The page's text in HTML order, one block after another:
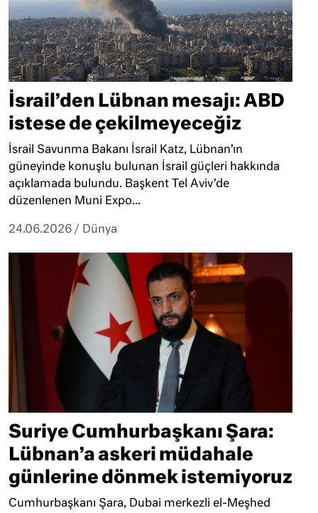
İsrail’den Lübnan mesajı: ABD
istese de çekilmeyeceğiz
İsrail Savunma Bakanı İsrail Katz, Lübnan’ın
güneyinde konuşlu bulunan İsrail güçleri hakkında
açıklamada bulundu. Başkent Tel Aviv’de
düzenlenen Muni Expo...
24.06.2026 / Dünya
Suriye Cumhurbaşkanı Şara:
Lübnan’a askeri müdahale
günlerine dönmek istemiyoruz
Cumhurbaşkanı Şara, Dubai merkezli el-Meşhed